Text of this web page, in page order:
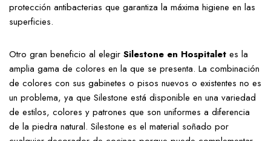
protección antibacterias que garantiza la máxima higiene en las
superficies.
Otro gran beneficio al elegir Silestone en Hospitalet es la
amplia gama de colores en la que se presenta. La combinación
de colores con sus gabinetes o pisos nuevos o existentes no es
un problema, ya que Silestone está disponible en una variedad
de estilos, colores y patrones que son uniformes a diferencia
de la piedra natural. Silestone es el material soñado por